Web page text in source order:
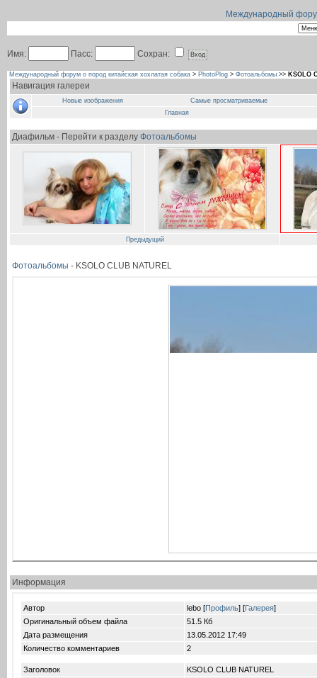
Международный
Имя: Пасс: Сохран:
Международный форум о пород китайская хохлатая собака > PhotoPlog > Фотоальбомы >> KSOLO
Навигация галереи
Новые изображения
Самые просматриваемые
Главная
Диафильм - Перейти к разделу Фотоальбомы
Предыдущий
Фотоальбомы - KSOLO CLUB NATUREL
Информация
Автор lebo [Профиль] [Галерея]
Оригинальный объем файла
51.5 Кб
Дата размещения
13.05.2012 17:49
Количество комментариев
2
Заголовок
KSOLO CLUB NATUREL